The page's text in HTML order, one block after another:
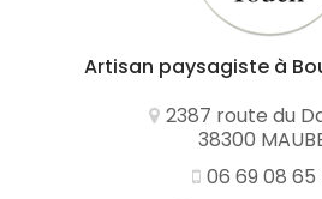
Artisan paysagiste à
2387 route du
38300
06 69 08 65